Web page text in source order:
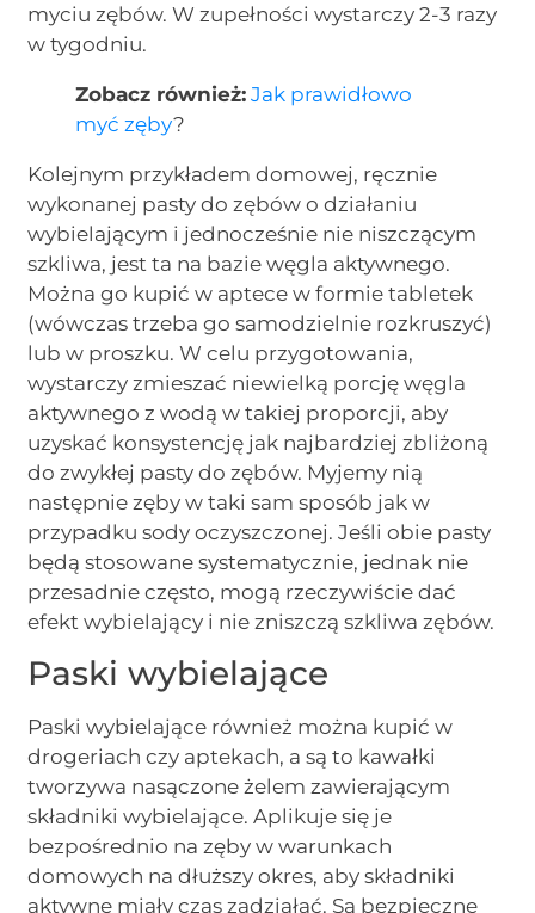
myciu zębów. W zupełności wystarczy 2-3 razy
w tygodniu.
Zobacz również: Jak prawidłowo
myć zęby?
Kolejnym przykładem domowej, ręcznie
wykonanej pasty do zębów o działaniu
wybielającym i jednocześnie nie niszczącym
szkliwa, jest ta na bazie węgla aktywnego.
Można go kupić w aptece w formie tabletek
(wówczas trzeba go samodzielnie rozkruszyć)
lub w proszku. W celu przygotowania,
wystarczy zmieszać niewielką porcję węgla
aktywnego z wodą w takiej proporcji, aby
uzyskać konsystencję jak najbardziej zbliżoną
do zwykłej pasty do zębów. Myjemy nią
następnie zęby w taki sam sposób jak w
przypadku sody oczyszczonej. Jeśli obie pasty
będą stosowane systematycznie, jednak nie
przesadnie często, mogą rzeczywiście dać
efekt wybielający i nie zniszczą szkliwa zębów.
Paski wybielające
Paski wybielające również można kupić w
drogeriach czy aptekach, a są to kawałki
tworzywa nasączone żelem zawierającym
składniki wybielające. Aplikuje się je
bezpośrednio na zęby w warunkach
domowych na dłuższy okres, aby składniki
aktywne miały czas zadziałać. Są bezpieczne